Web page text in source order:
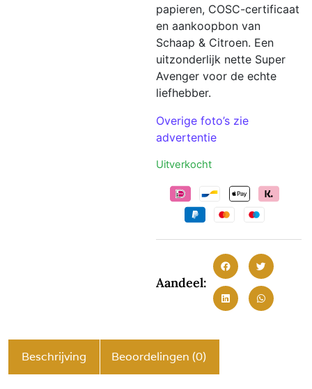
papieren, COSC-certificaat
en aankoopbon van
Schaap & Citroen. Een
uitzonderlijk nette Super
Avenger voor de echte
liefhebber.
Overige foto’s zie
advertentie
Uitverkocht
Aandeel:
Beschrijving Beoordelingen (0)